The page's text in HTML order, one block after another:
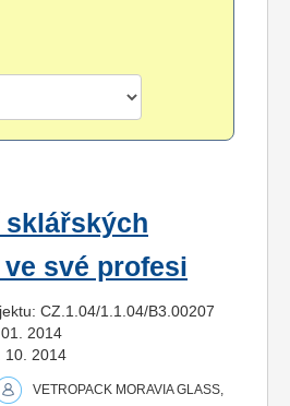
sklářských
své profesi
CZ.1.04/1.1.04/B3.00207
2014
10. 2014
VETROPACK MORAVIA GLASS,